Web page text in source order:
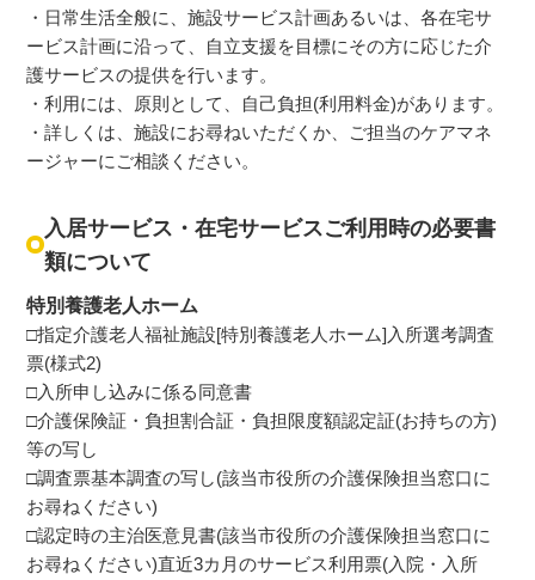
・日常生活全般に、施設サービス計画あるいは、各在宅サ
ービス計画に沿って、自立支援を目標にその方に応じた介
護サービスの提供を行います。
・利用には、原則として、自己負担(利用料金)があります。
・詳しくは、施設にお尋ねいただくか、ご担当のケアマネ
ージャーにご相談ください。
入居サービス・在宅サービスご利用時の必要書
類について
特別養護老人ホーム
□指定介護老人福祉施設[特別養護老人ホーム]入所選考調査
票(様式2)
□入所申し込みに係る同意書
□介護保険証・負担割合証・負担限度額認定証(お持ちの方)
等の写し
□調査票基本調査の写し(該当市役所の介護保険担当窓口に
お尋ねください)
□認定時の主治医意見書(該当市役所の介護保険担当窓口に
お尋ねください)直近3カ月のサービス利用票(入院・入所